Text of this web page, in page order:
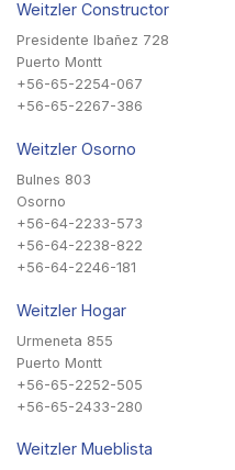
Weitzler Constructor
Presidente Ibañez 728
Puerto Montt
+56-65-2254-067
+56-65-2267-386
Weitzler Osorno
Bulnes 803
Osorno
+56-64-2233-573
+56-64-2238-822
+56-64-2246-181
Weitzler Hogar
Urmeneta 855
Puerto Montt
+56-65-2252-505
+56-65-2433-280
Weitzler Mueblista